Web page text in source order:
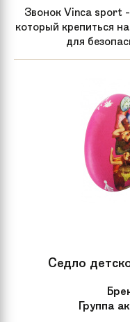
Звонок Vinca sport
который крепиться
для
Седло
Группа